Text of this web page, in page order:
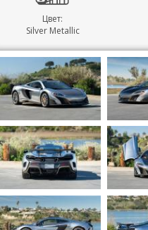
Цвет:
Silver Metallic